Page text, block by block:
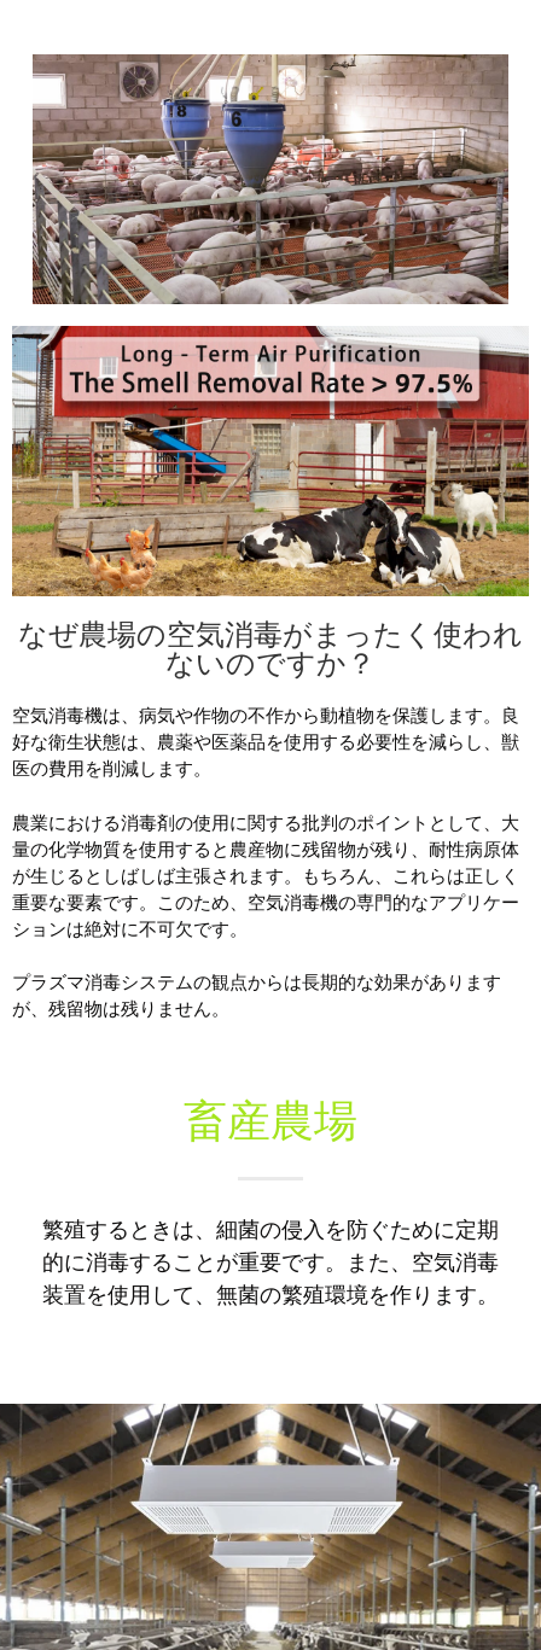
なぜ農場の空気消毒がまったく使われ
ないのですか？
空気消毒機は、病気や作物の不作から動植物を保護します。良
好な衛生状態は、農薬や医薬品を使用する必要性を減らし、獣
医の費用を削減します。
農業における消毒剤の使用に関する批判のポイントとして、大
量の化学物質を使用すると農産物に残留物が残り、耐性病原体
が生じるとしばしば主張されます。もちろん、これらは正しく
重要な要素です。このため、空気消毒機の専門的なアプリケー
ションは絶対に不可欠です。
プラズマ消毒システムの観点からは長期的な効果があります
が、残留物は残りません。
畜産農場
繁殖するときは、細菌の侵入を防ぐために定期
的に消毒することが重要です。また、空気消毒
装置を使用して、無菌の繁殖環境を作ります。